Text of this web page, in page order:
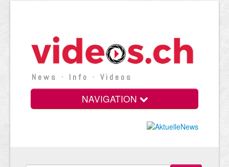
News · Info · Videos
NAVIGATION